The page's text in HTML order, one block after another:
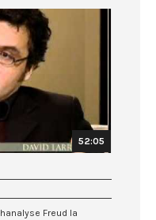
52:05
Freud la